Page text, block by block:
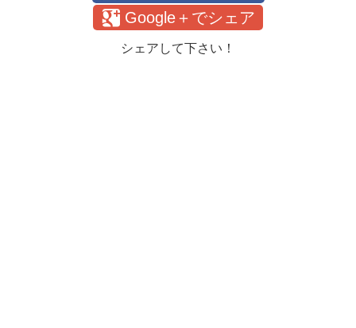
Google＋でシェア
シェアして下さい！